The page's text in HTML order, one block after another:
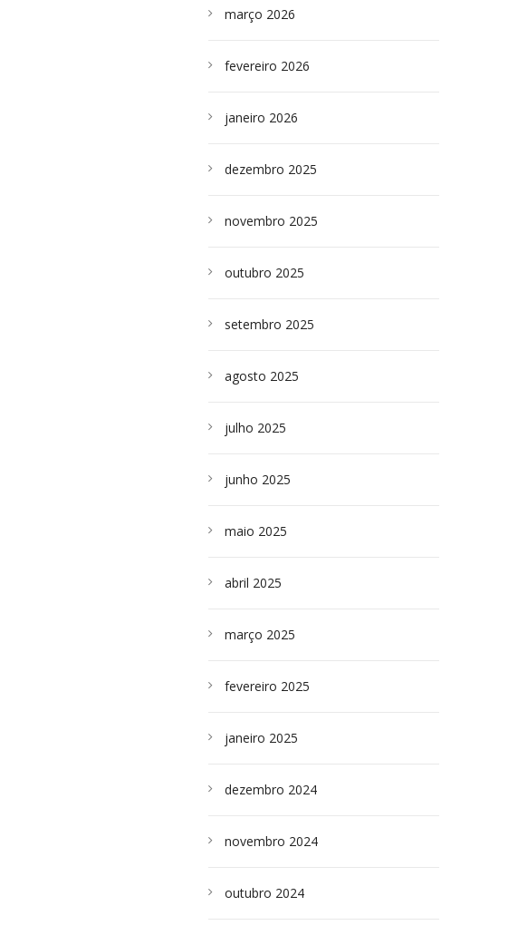
março 2026
fevereiro 2026
janeiro 2026
dezembro 2025
novembro 2025
outubro 2025
setembro 2025
agosto 2025
julho 2025
junho 2025
maio 2025
abril 2025
março 2025
fevereiro 2025
janeiro 2025
dezembro 2024
novembro 2024
outubro 2024